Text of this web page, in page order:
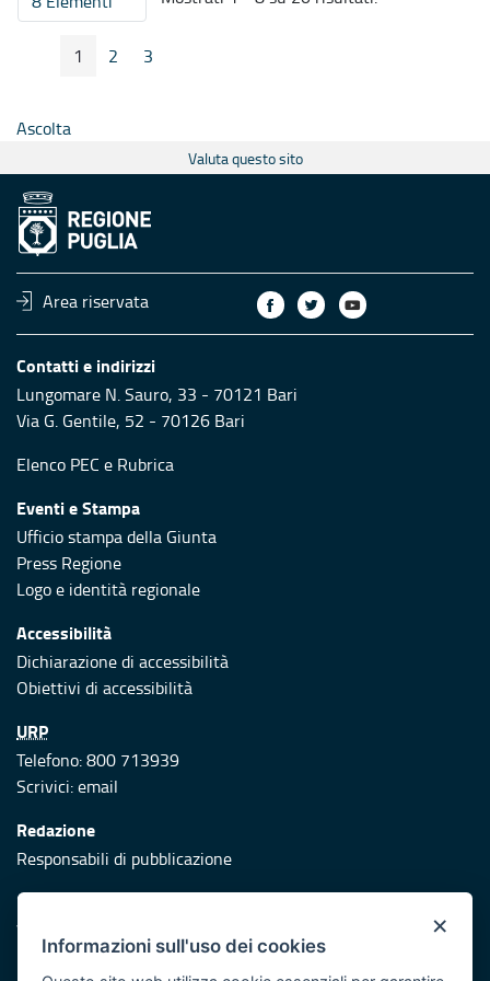
Per pagina
Pagina Precedente
Pagina
1 Pagina
2 Pagina
3
Ascolta
Valuta questo sito
Area riservata
Contatti e indirizzi
Lungomare N. Sauro, 33 - 70121 Bari
Via G. Gentile, 52 - 70126 Bari
Elenco PEC e Rubrica
Eventi e Stampa
Ufficio stampa della Giunta
Press Regione
Logo e identità regionale
Accessibilità
Dichiarazione di accessibilità
Obiettivi di accessibilità
URP
Telefono: 800 713939
Scrivici:email
Redazione
Responsabili di pubblicazione
Protezione civile
Vai al sito di Protezione Civile Puglia
Iniziativa finanziata con risorse del POR Puglia 2014/2020 -
×
Informazioni sull'uso dei cookies